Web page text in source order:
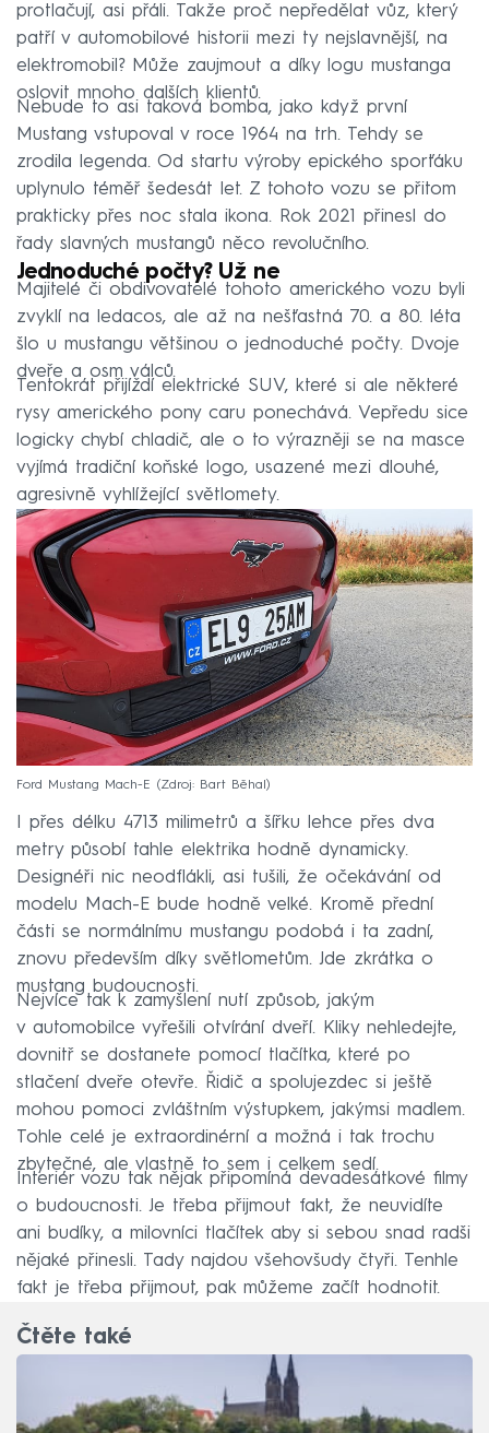
protlačují, asi přáli. Takže proč nepředělat vůz, který
patří v automobilové historii mezi ty nejslavnější, na
elektromobil? Může zaujmout a díky logu mustanga
oslovit mnoho dalších klientů.
Nebude to asi taková bomba, jako když první
Mustang vstupoval v roce 1964 na trh. Tehdy se
zrodila legenda. Od startu výroby epického sporťáku
uplynulo téměř šedesát let. Z tohoto vozu se přitom
prakticky přes noc stala ikona. Rok 2021 přinesl do
řady slavných mustangů něco revolučního.
Jednoduché počty? Už ne
Majitelé či obdivovatelé tohoto amerického vozu byli
zvyklí na ledacos, ale až na nešťastná 70. a 80. léta
šlo u mustangu většinou o jednoduché počty. Dvoje
dveře a osm válců.
Tentokrát přijíždí elektrické SUV, které si ale některé
rysy amerického pony caru ponechává. Vepředu sice
logicky chybí chladič, ale o to výrazněji se na masce
vyjímá tradiční koňské logo, usazené mezi dlouhé,
agresivně vyhlížející světlomety.
Ford Mustang Mach-E Zdroj: Bart Běhal
I přes délku 4713 milimetrů a šířku lehce přes dva
metry působí tahle elektrika hodně dynamicky.
Designéři nic neodflákli, asi tušili, že očekávání od
modelu Mach-E bude hodně velké. Kromě přední
části se normálnímu mustangu podobá i ta zadní,
znovu především díky světlometům. Jde zkrátka o
mustang budoucnosti.
Nejvíce tak k zamyšlení nutí způsob, jakým
v automobilce vyřešili otvírání dveří. Kliky nehledejte,
dovnitř se dostanete pomocí tlačítka, které po
stlačení dveře otevře. Řidič a spolujezdec si ještě
mohou pomoci zvláštním výstupkem, jakýmsi madlem.
Tohle celé je extraordinérní a možná i tak trochu
zbytečné, ale vlastně to sem i celkem sedí.
Interiér vozu tak nějak připomíná devadesátkové filmy
o budoucnosti. Je třeba přijmout fakt, že neuvidíte
ani budíky, a milovníci tlačítek aby si sebou snad radši
nějaké přinesli. Tady najdou všehovšudy čtyři. Tenhle
fakt je třeba přijmout, pak můžeme začít hodnotit.
Čtěte také